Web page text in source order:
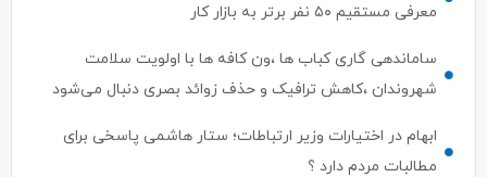
معرفی مستقیم ۵۰ نفر برتر به بازار کار
ساماندهی گاری کباب ها ،ون کافه ها با اولویت سلامت
شهروندان ،کاهش ترافیک و حذف زوائد بصری دنبال می‌شود
ابهام در اختیارات وزیر ارتباطات؛ ستار هاشمی پاسخی برای
مطالبات مردم دارد ؟